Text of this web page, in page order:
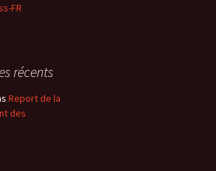
FR
récents
Report de la
des